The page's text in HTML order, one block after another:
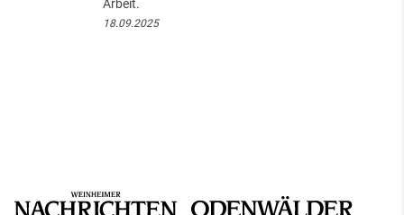
Arbeit.
18.09.2025